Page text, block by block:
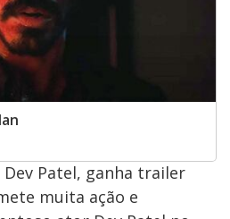
Patel, ganha trailer
muita ação e